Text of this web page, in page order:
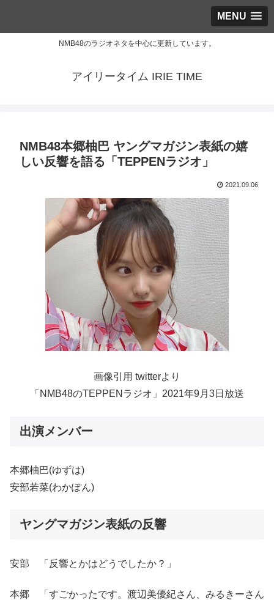
MENU
NMB48のラジオネタを中心に更新しています。
アイリータイム IRIE TIME
NMB48本郷柚巴 ヤングマガジン表紙の嬉
しい反響を語る「TEPPENラジオ」
2021.09.06
画像引用 twitterより
「NMB48のTEPPENラジオ」2021年9月3日放送
出演メンバー
本郷柚巴(ゆずは)
安部若菜(わかぽん)
ヤングマガジン表紙の反響
安部 「反響とかはどうでしたか？」
本郷 「すごかったです。渡辺美優紀さん、みるきーさん